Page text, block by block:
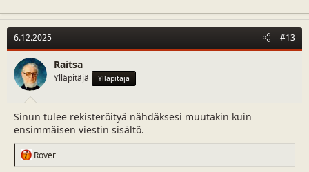
6.12.2025 #13
Raitsa
Ylläpitäjä Ylläpitäjä
Sinun tulee rekisteröityä nähdäksesi muutakin kuin
ensimmäisen viestin sisältö.
R
e
Rover